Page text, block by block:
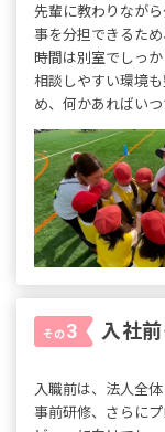
先輩に教わりなが
事を分担できるた
時間は別室でしっ
相談しやすい環境
め、何かあればい
その3 入社
入職前は、法人全
事前研修、さらに